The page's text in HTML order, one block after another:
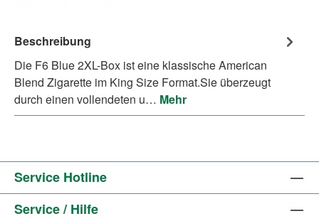
Beschreibung
Die F6 Blue 2XL-Box ist eine klassische American
Blend Zigarette im King Size Format.Sie überzeugt
durch einen vollendeten u… Mehr
Service Hotline
Service / Hilfe